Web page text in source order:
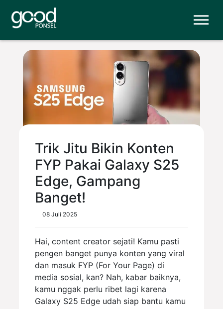
Trik Jitu Bikin Konten
FYP Pakai Galaxy S25
Edge, Gampang
Banget!
08 Juli 2025
Hai, content creator sejati! Kamu pasti
pengen banget punya konten yang viral
dan masuk FYP (For Your Page) di
media sosial, kan? Nah, kabar baiknya,
kamu nggak perlu ribet lagi karena
Galaxy S25 Edge udah siap bantu kamu